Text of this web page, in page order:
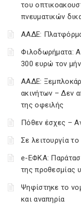
του
πνευματικών
ΑΑΔΕ:
Φιλοδωρήματα:
300 ευρώ τον
ΑΑΔΕ:
ακινήτων – Δεν
της οφειλής
Πόθεν έσχες –
Σε λειτουργία
e-ΕΦΚΑ:
της
Ψηφίστηκε το
και αναπηρία